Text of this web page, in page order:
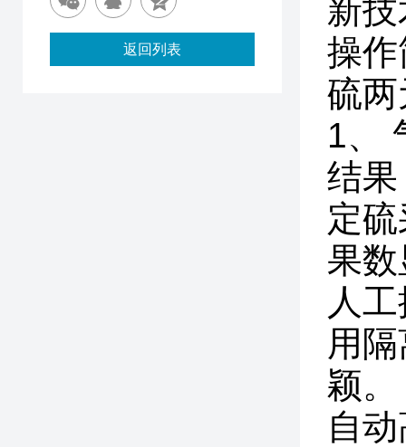
新
操
硫
1、
结
定
果
人
用
颖
自
返回列表